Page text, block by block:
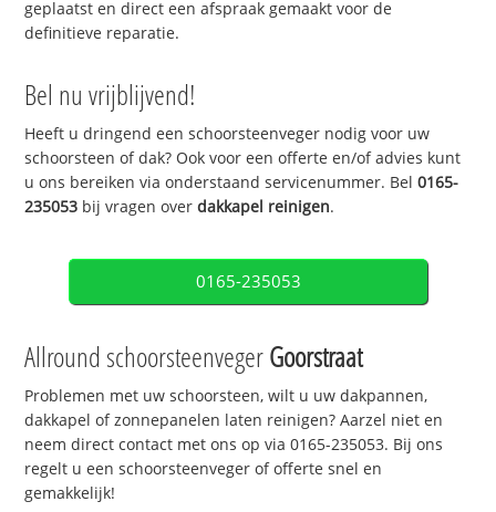
geplaatst en direct een afspraak gemaakt voor de
definitieve reparatie.
Bel nu vrijblijvend!
Heeft u dringend een schoorsteenveger nodig voor uw
schoorsteen of dak? Ook voor een offerte en/of advies kunt
u ons bereiken via onderstaand servicenummer. Bel0165-
235053 bij vragen overdakkapel reinigen.
0165-235053
Allround schoorsteenvegerGoorstraat
Problemen met uw schoorsteen, wilt u uw dakpannen,
dakkapel of zonnepanelen laten reinigen? Aarzel niet en
neem direct contact met ons op via 0165-235053. Bij ons
regelt u een schoorsteenveger of offerte snel en
gemakkelijk!